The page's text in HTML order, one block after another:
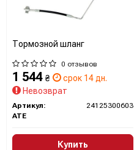
Тормозной шланг
0 отзывов
1 544 ₴
срок 14 дн.
Невозврат
Артикул:
24125300603
ATE
Купить